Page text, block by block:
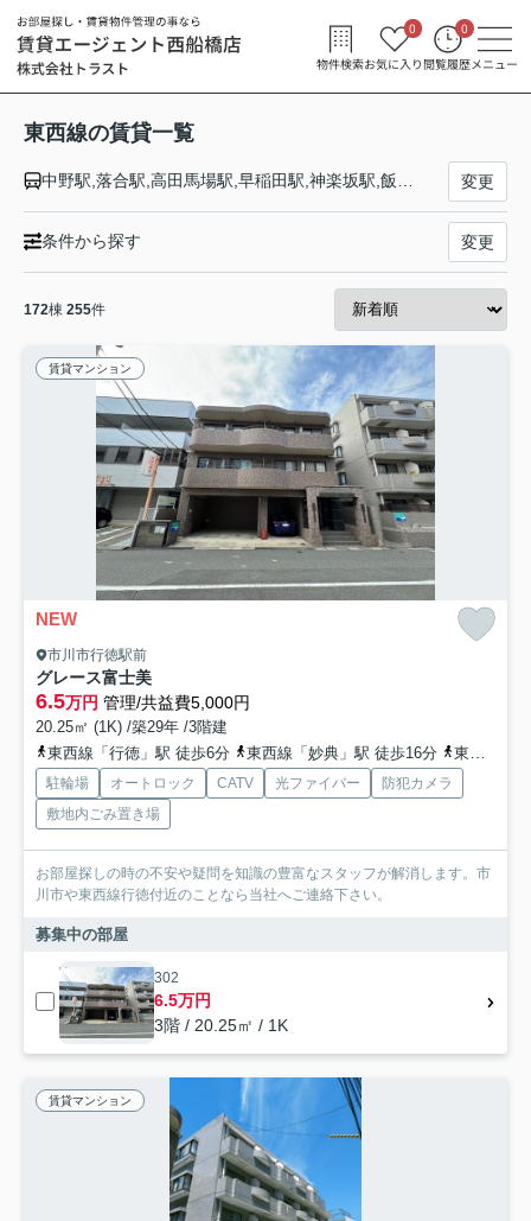
物件検索お気に入り
0
閲覧履歴
0
メニュー
東西線の賃貸一覧
中野駅,落合駅,高田馬場駅,早稲田駅,神楽坂駅,飯田橋駅,九段下駅,竹橋駅,大手町駅,日本橋駅,茅場町駅,門前仲町駅,木場駅,東陽町駅,南砂町駅,西葛西駅,葛西駅,浦安駅,南行徳駅,行徳駅,妙典駅,原木中山駅,西船橋駅 変更
条件から探す 変更
172棟 255件
賃貸マンション
NEW
市川市行徳駅前
グレース富士美
6.5万円 管理/共益費5,000円
20.25㎡ (1K) /築29年 /3階建
東西線「行徳」駅 徒歩6分
東西線「妙典」駅 徒歩16分 東西線「南行徳」駅 徒歩26分
駐輪場 オートロック CATV 光ファイバー
防犯カメラ
敷地内ごみ置き場
お部屋探しの時の不安や疑問を知識の豊富なスタッフが解消します。市
川市や東西線行徳付近のことなら当社へご連絡下さい。
募集中の部屋
302
6.5万円
3階 / 20.25㎡ / 1K
賃貸マンション